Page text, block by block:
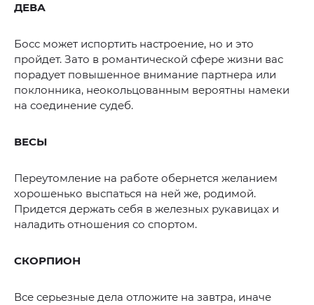
ДЕВА
Босс может испортить настроение, но и это
пройдет. Зато в романтической сфере жизни вас
порадует повышенное внимание партнера или
поклонника, неокольцованным вероятны намеки
на соединение судеб.
ВЕСЫ
Переутомление на работе обернется желанием
хорошенько выспаться на ней же, родимой.
Придется держать себя в железных рукавицах и
наладить отношения со спортом.
СКОРПИОН
Все серьезные дела отложите на завтра, иначе